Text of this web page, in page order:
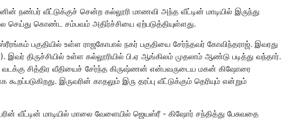
நண்பர் வீட்டுக்குச் சென்ற கல்லூரி மாணவி அந்த வீட்டின் மாடியில் இருந்து
செய்து கொண்ட சம்பவம் அதிர்ச்சியை ஏற்படுத்தியுள்ளது.
ஸ்ரீரங்கம் பகுதியில் உள்ள ராஜகோபால் நகர் பகுதியை சேர்ந்தவர் கோவிந்தராஜ். இவரது
திருச்சியில் உள்ள கல்லூரியில் பி.ஏ ஆங்கிலம் முதலாம் ஆண்டு படித்து வந்தார்.
சித்திர வீதியைச் சேர்ந்த கிருஷ்ணன் என்பவருடைய மகன் கிஷோரை
கூறப்படுகிறது. இருவரின் காதலும் இரு தரப்பு வீட்டுக்கும் தெரியும் என்றும்
வீட்டின் மாடியில் மாலை வேளையில் ஜெயஸ்ரீ - கிஷோர் சந்தித்து பேசுவதை